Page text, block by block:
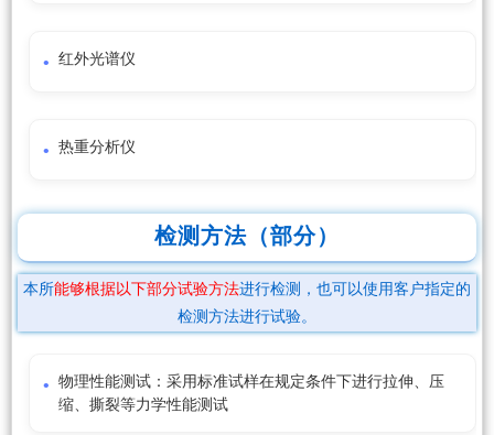
红外光谱仪
热重分析仪
检测方法（部分）
本所能够根据以下部分试验方法进行检测，也可以使用客户指定的
检测方法进行试验。
物理性能测试：采用标准试样在规定条件下进行拉伸、压
缩、撕裂等力学性能测试